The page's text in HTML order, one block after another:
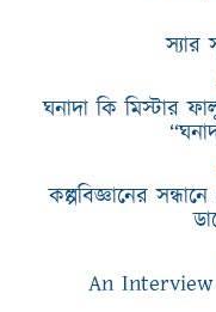
স্যার
ঘনাদা কি মিস্টার
কল্পবিজ্ঞানের
An